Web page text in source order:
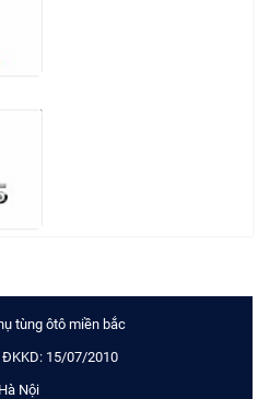
tùng ôtô miền bắc
ĐKKD: 15/07/2010
Nội